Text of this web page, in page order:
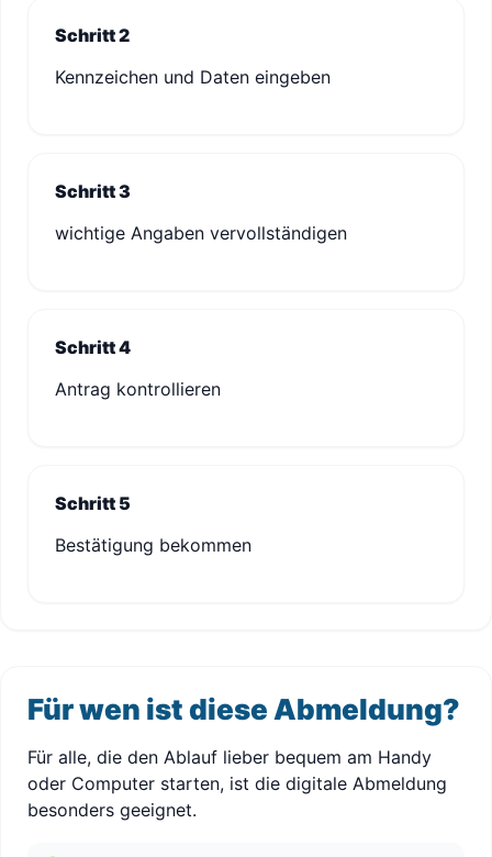
Schritt 2
Kennzeichen und Daten eingeben
Schritt 3
wichtige Angaben vervollständigen
Schritt 4
Antrag kontrollieren
Schritt 5
Bestätigung bekommen
Für wen ist diese Abmeldung?
Für alle, die den Ablauf lieber bequem am Handy
oder Computer starten, ist die digitale Abmeldung
besonders geeignet.